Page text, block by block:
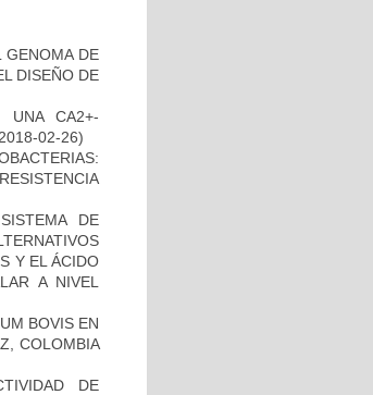
GENOMA DE
DISEÑO DE
UNA CA2+-
02-26)
DE
Y EL ÁCIDO
A NIVEL
BOVIS EN
COLOMBIA
DE